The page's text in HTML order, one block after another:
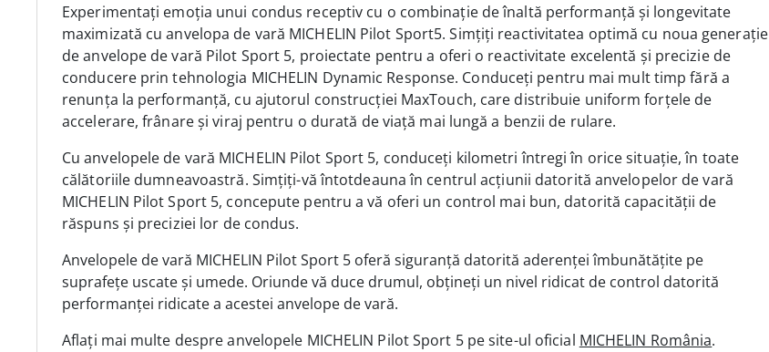
Experimentați emoția unui condus receptiv cu o combinație de înaltă performanță și longevitate
maximizată cu anvelopa de vară MICHELIN Pilot Sport5. Simțiți reactivitatea optimă cu noua generație
de anvelope de vară Pilot Sport 5, proiectate pentru a oferi o reactivitate excelentă și precizie de
conducere prin tehnologia MICHELIN Dynamic Response. Conduceți pentru mai mult timp fără a
renunța la performanță, cu ajutorul construcției MaxTouch, care distribuie uniform forțele de
accelerare, frânare și viraj pentru o durată de viață mai lungă a benzii de rulare.
Cu anvelopele de vară MICHELIN Pilot Sport 5, conduceți kilometri întregi în orice situație, în toate
călătoriile dumneavoastră. Simțiți-vă întotdeauna în centrul acțiunii datorită anvelopelor de vară
MICHELIN Pilot Sport 5, concepute pentru a vă oferi un control mai bun, datorită capacității de
răspuns și preciziei lor de condus.
Anvelopele de vară MICHELIN Pilot Sport 5 oferă siguranță datorită aderenței îmbunătățite pe
suprafețe uscate și umede. Oriunde vă duce drumul, obțineți un nivel ridicat de control datorită
performanței ridicate a acestei anvelope de vară.
Aflați mai multe despre anvelopele MICHELIN Pilot Sport 5pe site-ul oficial MICHELIN România.